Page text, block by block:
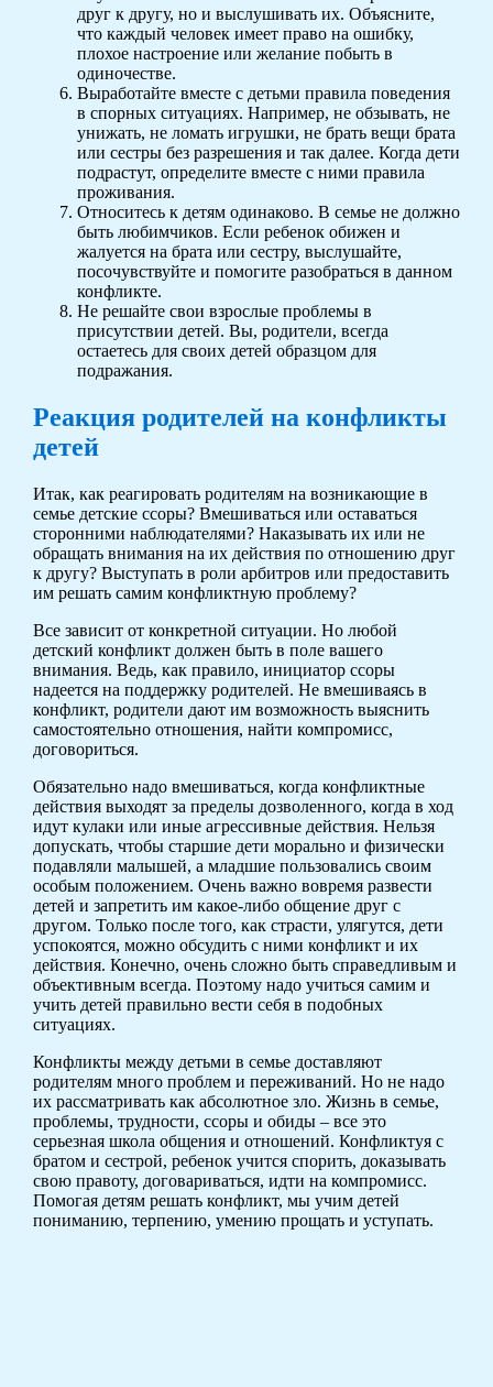
друг к другу, но и выслушивать их. Объясните,
что каждый человек имеет право на ошибку,
плохое настроение или желание побыть в
одиночестве.
Выработайте вместе с детьми правила поведения
в спорных ситуациях. Например, не обзывать, не
унижать, не ломать игрушки, не брать вещи брата
или сестры без разрешения и так далее. Когда дети
подрастут, определите вместе с ними правила
проживания.
Относитесь к детям одинаково. В семье не должно
быть любимчиков. Если ребенок обижен и
жалуется на брата или сестру, выслушайте,
посочувствуйте и помогите разобраться в данном
конфликте.
Не решайте свои взрослые проблемы в
присутствии детей. Вы, родители, всегда
остаетесь для своих детей образцом для
подражания.
Реакция родителей на конфликты
детей
Итак, как реагировать родителям на возникающие в
семье детские ссоры? Вмешиваться или оставаться
сторонними наблюдателями? Наказывать их или не
обращать внимания на их действия по отношению друг
к другу? Выступать в роли арбитров или предоставить
им решать самим конфликтную проблему?
Все зависит от конкретной ситуации. Но любой
детский конфликт должен быть в поле вашего
внимания. Ведь, как правило, инициатор ссоры
надеется на поддержку родителей. Не вмешиваясь в
конфликт, родители дают им возможность выяснить
самостоятельно отношения, найти компромисс,
договориться.
Обязательно надо вмешиваться, когда конфликтные
действия выходят за пределы дозволенного, когда в ход
идут кулаки или иные агрессивные действия. Нельзя
допускать, чтобы старшие дети морально и физически
подавляли малышей, а младшие пользовались своим
особым положением. Очень важно вовремя развести
детей и запретить им какое-либо общение друг с
другом. Только после того, как страсти, улягутся, дети
успокоятся, можно обсудить с ними конфликт и их
действия. Конечно, очень сложно быть справедливым и
объективным всегда. Поэтому надо учиться самим и
учить детей правильно вести себя в подобных
ситуациях.
Конфликты между детьми в семье доставляют
родителям много проблем и переживаний. Но не надо
их рассматривать как абсолютное зло. Жизнь в семье,
проблемы, трудности, ссоры и обиды – все это
серьезная школа общения и отношений. Конфликтуя с
братом и сестрой, ребенок учится спорить, доказывать
свою правоту, договариваться, идти на компромисс.
Помогая детям решать конфликт, мы учим детей
пониманию, терпению, умению прощать и уступать.